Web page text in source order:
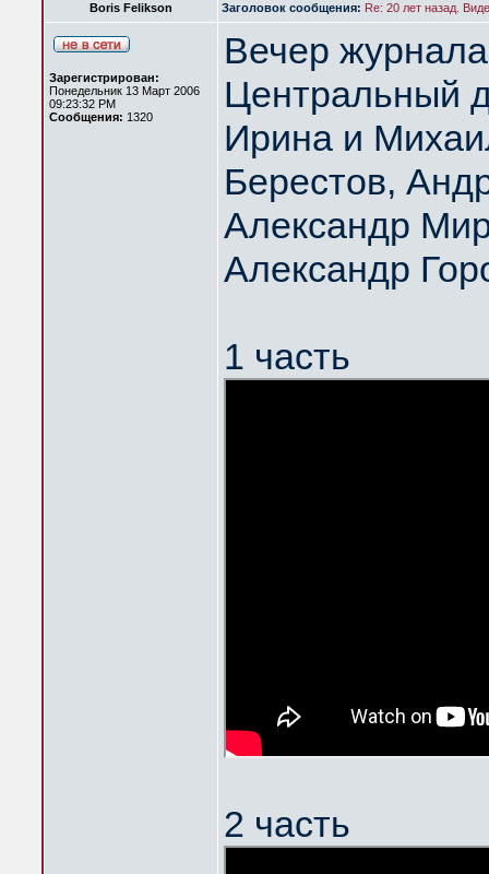
Boris Felikson Заголовок сообщения: Re: 20 лет назад.
Зарегистрирован:
Понедельник 13 Март 2006
09:23:32 PM
Сообщения: 1320
Вечер
Центральный
Ирина и
Берестов,
Александр
Александр
1 часть
2 часть